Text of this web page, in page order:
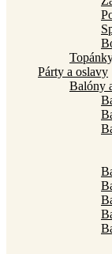
Párty a oslavy
Balóny